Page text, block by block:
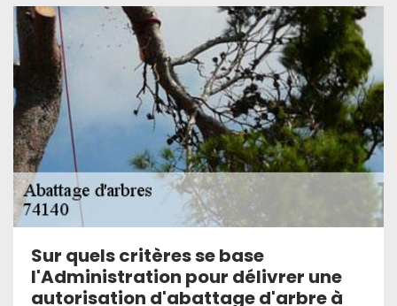
Sur quels critères se base
l'Administration pour délivrer une
autorisation d'abattage d'arbre à